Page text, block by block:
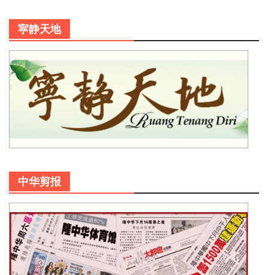
寜静天地
中华剪报